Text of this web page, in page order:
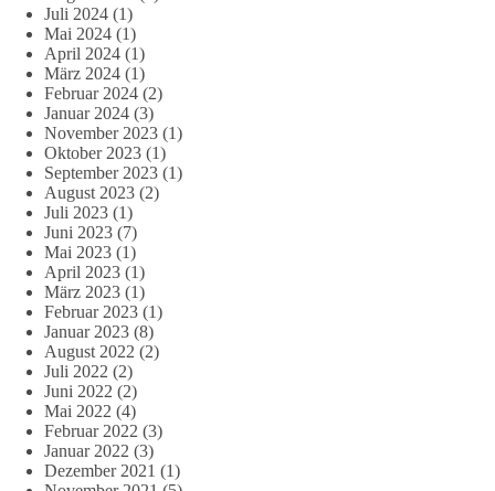
Juli 2024 (1)
Mai 2024 (1)
April 2024 (1)
März 2024 (1)
Februar 2024 (2)
Januar 2024 (3)
November 2023 (1)
Oktober 2023 (1)
September 2023 (1)
August 2023 (2)
Juli 2023 (1)
Juni 2023 (7)
Mai 2023 (1)
April 2023 (1)
März 2023 (1)
Februar 2023 (1)
Januar 2023 (8)
August 2022 (2)
Juli 2022 (2)
Juni 2022 (2)
Mai 2022 (4)
Februar 2022 (3)
Januar 2022 (3)
Dezember 2021 (1)